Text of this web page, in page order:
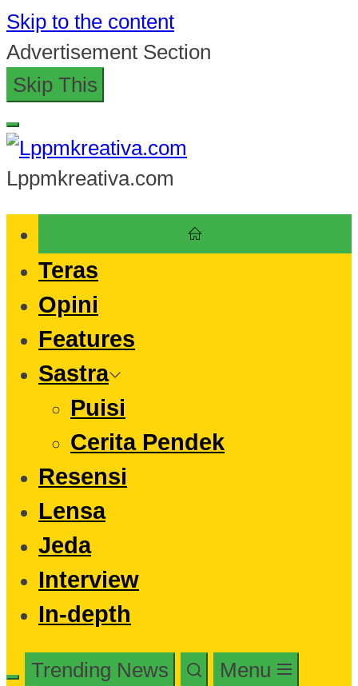
Skip to the content
Advertisement Section
Skip This
Lppmkreativa.com
Teras
Opini
Features
Sastra
Puisi
Cerita Pendek
Resensi
Lensa
Jeda
Interview
In-depth
Trending News Menu